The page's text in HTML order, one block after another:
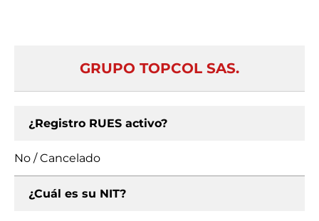
GRUPO TOPCOL SAS.
¿Registro RUES activo?
No / Cancelado
¿Cuál es su NIT?